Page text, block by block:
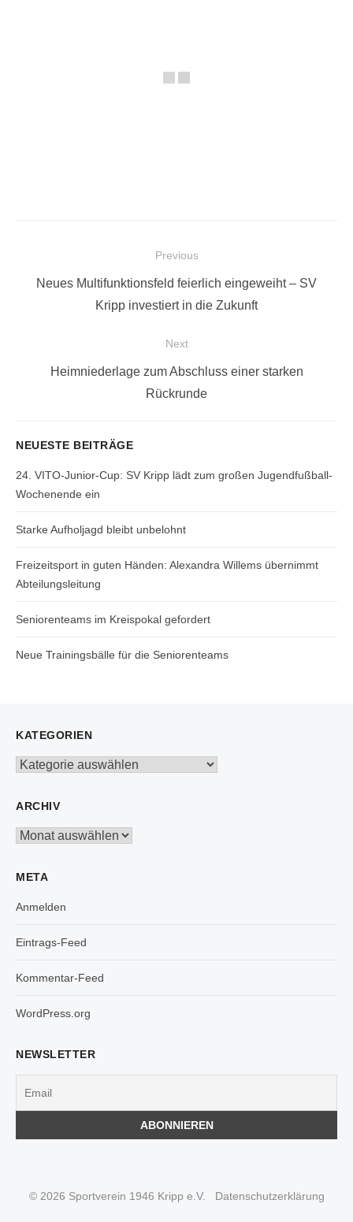
Beitragsnavigation
Previous
Previous
Neues Multifunktionsfeld feierlich eingeweiht – SV
Kripp investiert in die Zukunft
Next
Heimniederlage zum Abschluss einer starken
Rückrunde
NEUESTE BEITRÄGE
24. VITO-Junior-Cup: SV Kripp lädt zum großen Jugendfußball-
Wochenende ein
Starke Aufholjagd bleibt unbelohnt
Freizeitsport in guten Händen: Alexandra Willems übernimmt
Abteilungsleitung
Seniorenteams im Kreispokal gefordert
Neue Trainingsbälle für die Seniorenteams
KATEGORIEN
Kategorien
ARCHIV
Archiv
META
Anmelden
Eintrags-Feed
Kommentar-Feed
WordPress.org
NEWSLETTER
© 2026 Sportverein 1946 Kripp e.V. Datenschutzerklärung